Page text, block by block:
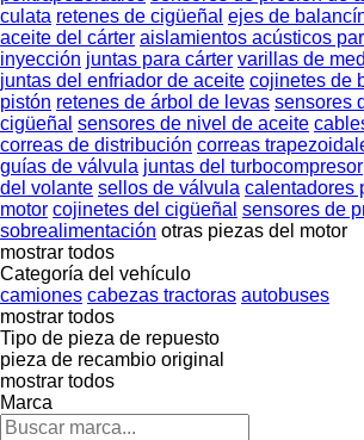
culata retenes de cigüeñal ejes de
aceite del cárter aislamientos acústicos
inyección juntas para cárter varillas de
juntas del enfriador de aceite cojinetes de
pistón retenes de árbol de levas sensores
cigüeñal sensores de nivel de aceite
correas de distribución correas
guías de válvula juntas del turbocompresor
del volante sellos de válvula calentadores
motor cojinetes del cigüeñal sensores de
sobrealimentación otras piezas del motor
mostrar todos
Categoría del vehículo
camiones cabezas tractoras autobuses
mostrar todos
Tipo de pieza de repuesto
pieza de recambio original
mostrar todos
Marca